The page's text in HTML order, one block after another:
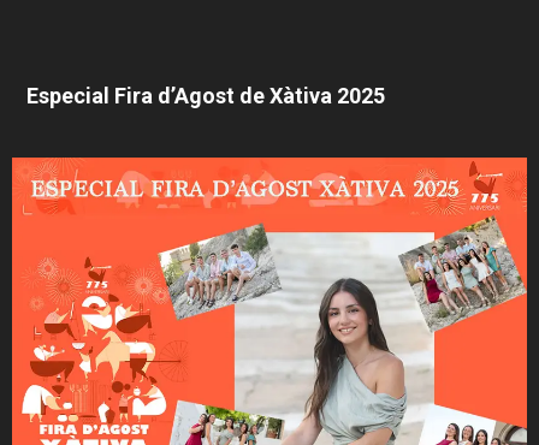
Especial Fira d’Agost de Xàtiva 2025